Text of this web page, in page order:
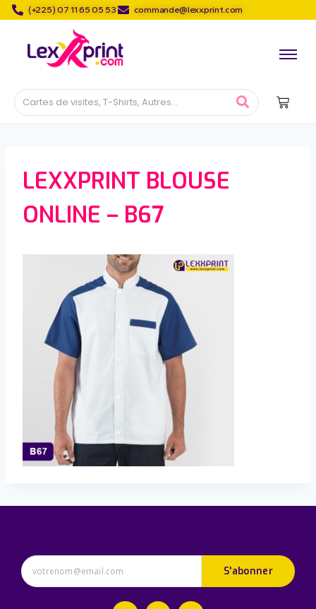
(+225) 07 11 65 05 53 commande@lexxprint.com
LEXXPRINT BLOUSE
ONLINE – B67
S'abonner